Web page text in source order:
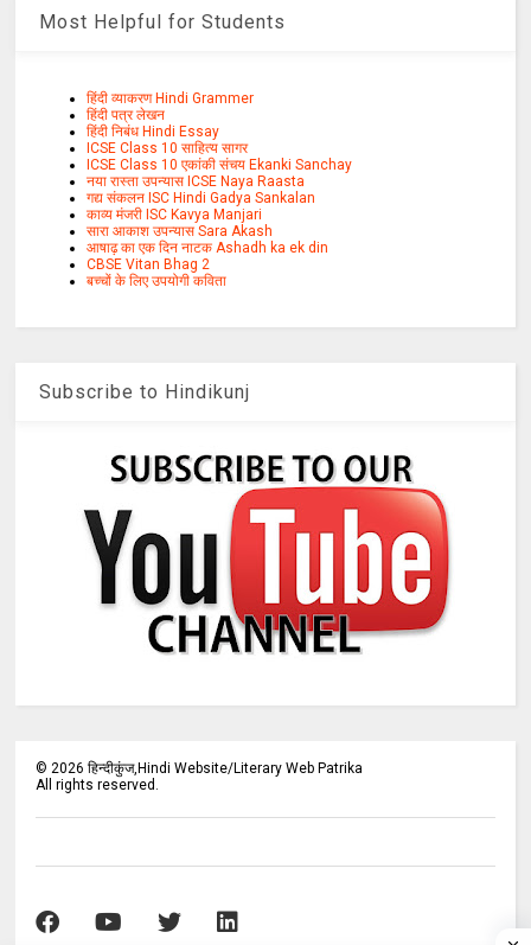
Most Helpful for Students
हिंदी व्याकरण Hindi Grammer
हिंदी पत्र लेखन
हिंदी निबंध Hindi Essay
ICSE Class 10 साहित्य सागर
ICSE Class 10 एकांकी संचय Ekanki Sanchay
नया रास्ता उपन्यास ICSE Naya Raasta
गद्य संकलन ISC Hindi Gadya Sankalan
काव्य मंजरी ISC Kavya Manjari
सारा आकाश उपन्यास Sara Akash
आषाढ़ का एक दिन नाटक Ashadh ka ek din
CBSE Vitan Bhag 2
बच्चों के लिए उपयोगी कविता
Subscribe to Hindikunj
©2026 हिन्दीकुंज,Hindi Website/Literary Web Patrika
All rights reserved.